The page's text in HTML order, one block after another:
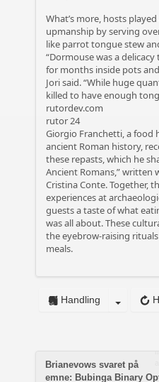
What’s more, hosts
upmanship by serving
like parrot tongue stew
“Dormouse was a
for months inside pots
Jori said. “While huge
killed to have enough
rutordev.com
rutor 24
Giorgio Franchetti, a food
ancient Roman history,
these repasts, which he
Ancient Romans,” written
Cristina Conte. Together,
experiences at
guests a taste of what
was all about. These
the eyebrow-raising
meals.
Handling
Brianevows svaret på
emne: Bubinga Binary